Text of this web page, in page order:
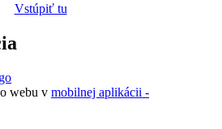
Vstúpiť tu
webu v mobilnej aplikácii -